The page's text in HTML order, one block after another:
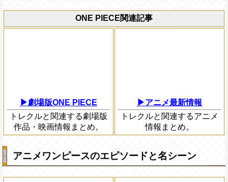
ONE PIECE関連記事
▶劇場版ONE PIECE
トレクルと関連する劇場版
作品・映画情報まとめ。
▶アニメ最新情報
トレクルと関連するアニメ
情報まとめ。
アニメワンピースのエピソードと名シーン